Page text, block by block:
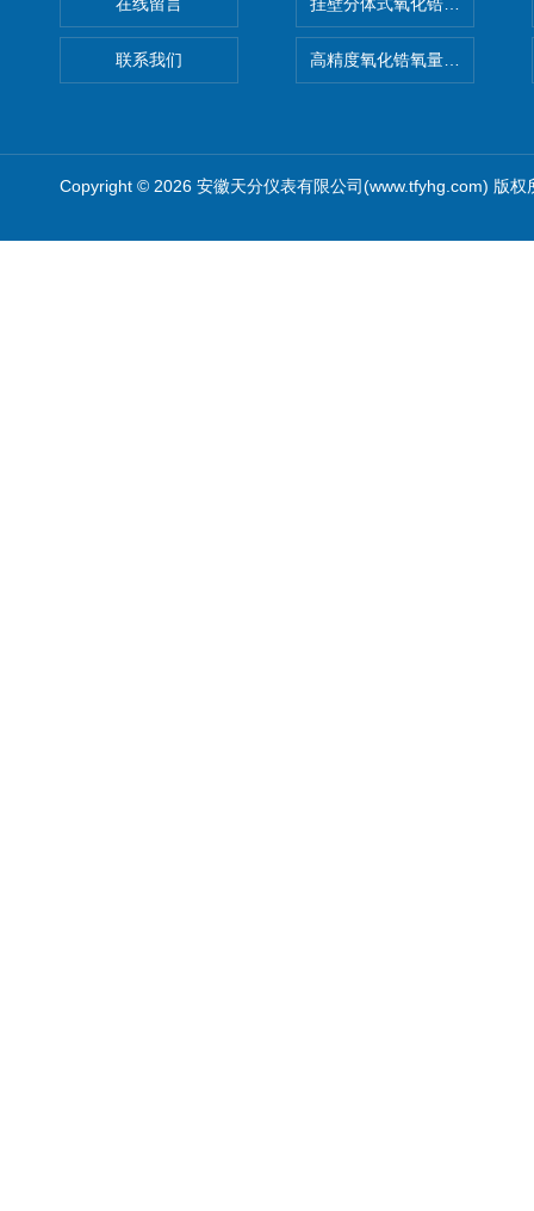
联系我们 高精度氧化锆氧量分析仪转换
Copyright © 2026 安徽天分仪表有限公司(www.tfyhg.com) 版权